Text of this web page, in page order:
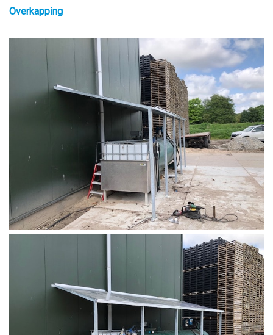
Overkapping